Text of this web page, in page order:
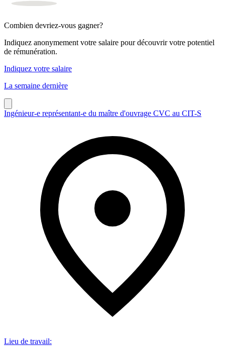
Combien devriez-vous gagner?
Indiquez anonymement votre salaire pour découvrir votre potentiel
de rémunération.
Indiquez votre salaire
La semaine dernière
Ingénieur-e représentant-e du maître d'ouvrage CVC au CIT-S
Lieu de travail: